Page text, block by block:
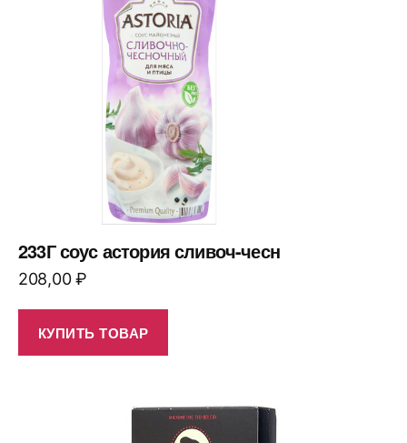
233Г соус астория сливоч-чесн
208,00₽
КУПИТЬ ТОВАР